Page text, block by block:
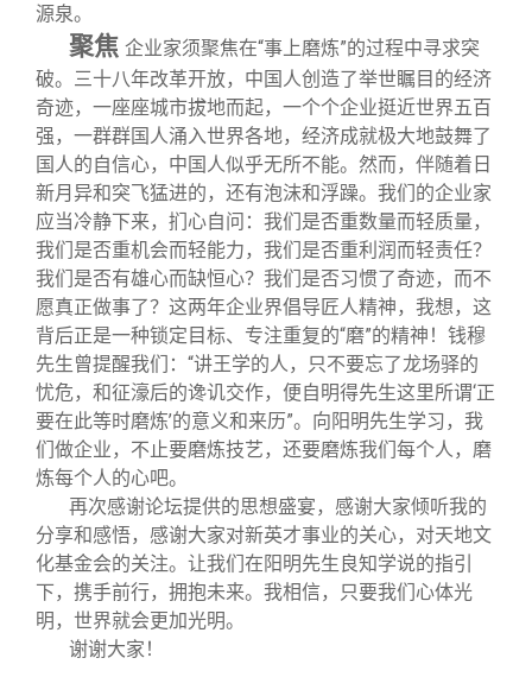
源泉。
聚焦 企业家须聚焦在“事上磨炼”的过程中寻求突
破。三十八年改革开放，中国人创造了举世瞩目的经济
奇迹，一座座城市拔地而起，一个个企业挺近世界五百
强，一群群国人涌入世界各地，经济成就极大地鼓舞了
国人的自信心，中国人似乎无所不能。然而，伴随着日
新月异和突飞猛进的，还有泡沫和浮躁。我们的企业家
应当冷静下来，扪心自问：我们是否重数量而轻质量，
我们是否重机会而轻能力，我们是否重利润而轻责任？
我们是否有雄心而缺恒心？我们是否习惯了奇迹，而不
愿真正做事了？这两年企业界倡导匠人精神，我想，这
背后正是一种锁定目标、专注重复的“磨”的精神！钱穆
先生曾提醒我们：“讲王学的人，只不要忘了龙场驿的
忧危，和征濠后的谗讥交作，便自明得先生这里所谓‘正
要在此等时磨炼’的意义和来历”。向阳明先生学习，我
们做企业，不止要磨炼技艺，还要磨炼我们每个人，磨
炼每个人的心吧。
再次感谢论坛提供的思想盛宴，感谢大家倾听我的
分享和感悟，感谢大家对新英才事业的关心，对天地文
化基金会的关注。让我们在阳明先生良知学说的指引
下，携手前行，拥抱未来。我相信，只要我们心体光
明，世界就会更加光明。
谢谢大家！